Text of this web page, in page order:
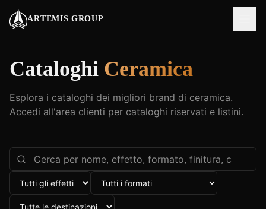
ARTEMIS GROUP
Cataloghi Ceramica
Esplora i cataloghi dei migliori brand di ceramica.
Accedi all'area clienti per cataloghi riservati e listini.